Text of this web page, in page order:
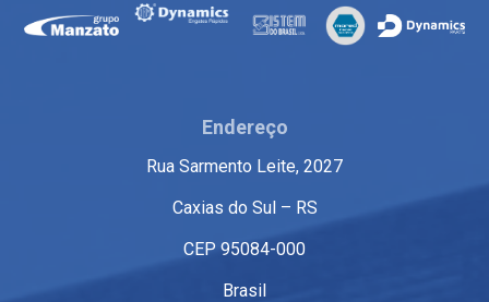
Endereço
Rua Sarmento Leite, 2027
Caxias do Sul – RS
CEP 95084-000
Brasil